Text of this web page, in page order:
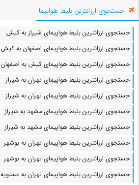
سرای مشیر
فاصله : 3 کیلومتر
زمان : 14 دقیقه
بازار مسگرها شیراز
فاصله : 3 کیلومتر
زمان : 10 دقیقه
موزه نارنجستان قوام
فاصله : 3 کیلومتر
زمان : 14 دقیقه
جستجوی ارزانترین بلیط هواپیما
جستجوی ارزانترین بلیط هواپیمای شیراز به کیش
جستجوی ارزانترین بلیط هواپیمای اصفهان به کیش
جستجوی ارزانترین بلیط هواپیمای کیش به اصفهان
جستجوی ارزانترین بلیط هواپیمای تهران به شیراز
جستجوی ارزانترین بلیط هواپیمای تهران به شیراز
جستجوی ارزانترین بلیط هواپیمای مشهد به شیراز
جستجوی ارزانترین بلیط هواپیمای مشهد به شیراز
جستجوی ارزانترین بلیط هواپیمای تهران به بوشهر
جستجوی ارزانترین بلیط هواپیمای تهران به بوشهر
جستجوی ارزانترین بلیط هواپیمای تهران به عسلویه